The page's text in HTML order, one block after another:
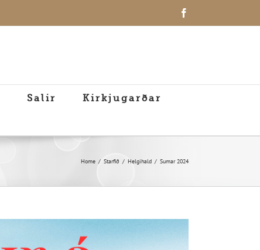
Salir Kirkjugarðar
Home Starfið Helgihald Sumar 2024